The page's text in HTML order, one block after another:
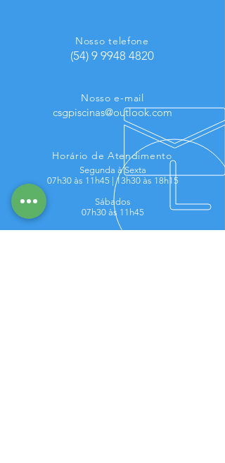
Nosso telefone
(54) 9 9948 4820
Nosso e-mail
csgpiscinas@outlook.com
Horário de Atendimento
Segunda à Sexta
07h30 às 11h45 |13h30 às 18h15
Sábados
07h30 às 11h45